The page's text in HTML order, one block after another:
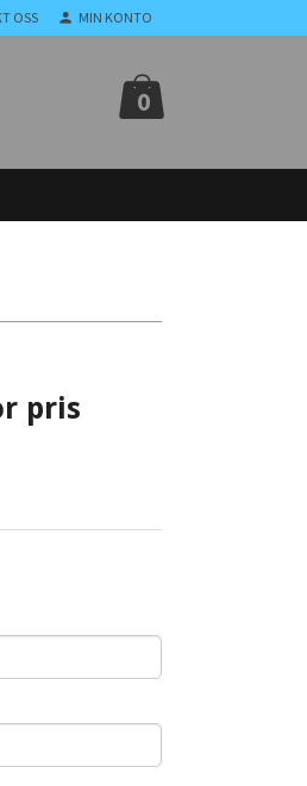
OSS MIN KONTO
0
pris